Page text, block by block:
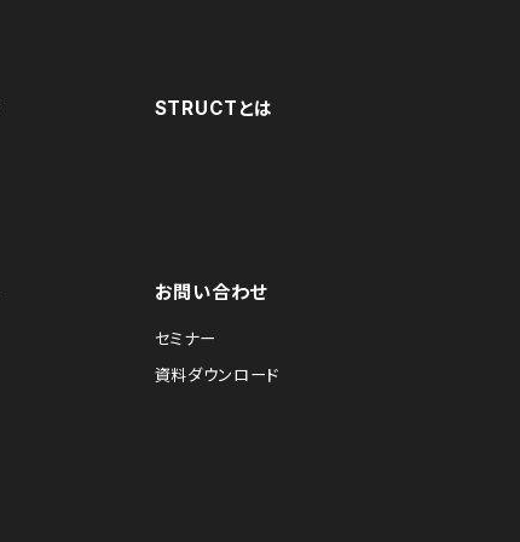
STRUCTとは
お問い合わせ
セミナー
資料ダウンロード